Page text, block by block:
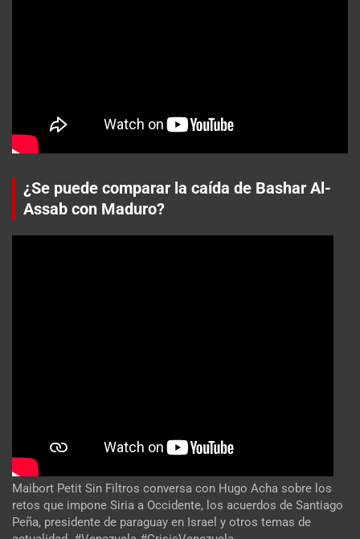
¿Se puede comparar la caída de Bashar Al-
Assab con Maduro?
Maibort Petit Sin Filtros conversa con Hugo Acha sobre los
retos que impone Siria a Occidente, los acuerdos de Santiago
Peña, presidente de paraguay en Israel y otros temas de